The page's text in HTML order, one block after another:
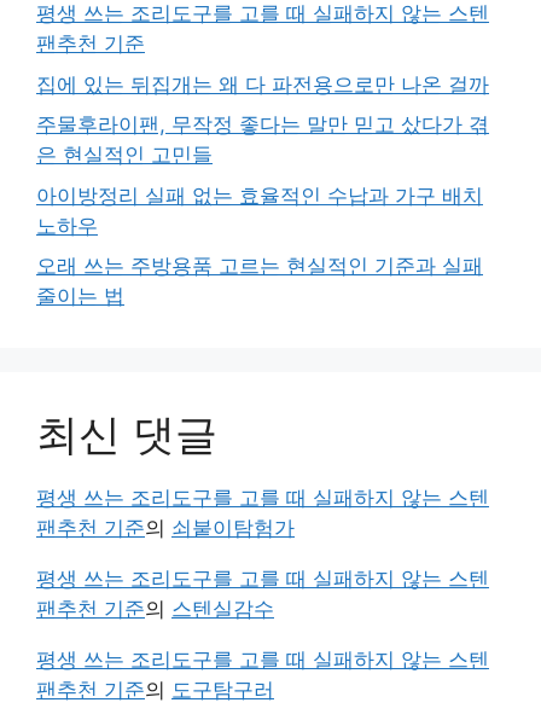
평생 쓰는 조리도구를 고를 때 실패하지 않는 스텐
팬추천 기준
집에 있는 뒤집개는 왜 다 파전용으로만 나온 걸까
주물후라이팬, 무작정 좋다는 말만 믿고 샀다가 겪
은 현실적인 고민들
아이방정리 실패 없는 효율적인 수납과 가구 배치
노하우
오래 쓰는 주방용품 고르는 현실적인 기준과 실패
줄이는 법
최신 댓글
평생 쓰는 조리도구를 고를 때 실패하지 않는 스텐
팬추천 기준의 쇠붙이탐험가
평생 쓰는 조리도구를 고를 때 실패하지 않는 스텐
팬추천 기준의 스텐실감수
평생 쓰는 조리도구를 고를 때 실패하지 않는 스텐
팬추천 기준의 도구탐구러